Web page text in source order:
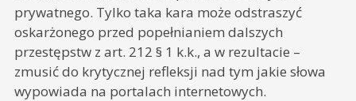
prywatnego. Tylko taka kara może odstraszyć
oskarżonego przed popełnianiem dalszych
przestępstw z art. 212 § 1 k.k., a w rezultacie –
zmusić do krytycznej refleksji nad tym jakie słowa
wypowiada na portalach internetowych.